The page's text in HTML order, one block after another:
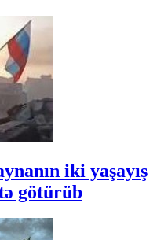
iki yaşayış
götürüb